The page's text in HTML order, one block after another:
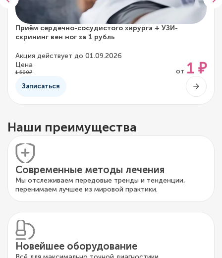
Приём сердечно-сосудистого хирурга + УЗИ-
скрининг вен ног за 1 рубль
Акция действует до 01.09.2026
Цена
1 500₽ от 1 ₽
Записаться
Наши преимущества
Современные методы лечения
Мы отслеживаем передовые тренды и тенденции,
перенимаем лучшее из мировой практики.
Новейшее оборудование